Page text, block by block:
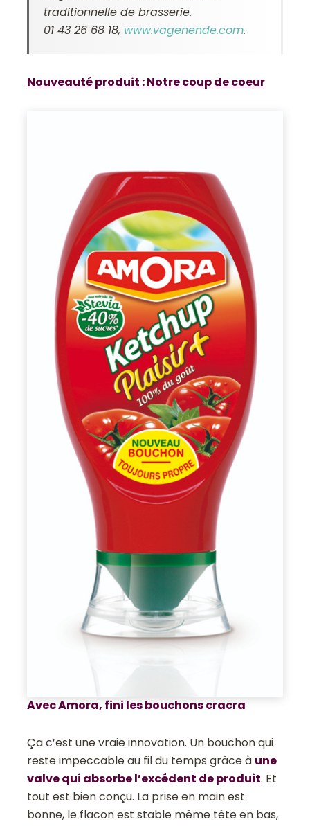
traditionnelle de brasserie.
01 43 26 68 18, www.vagenende.com.
Nouveauté produit : Notre coup de coeur
Avec Amora, fini les bouchons cracra
Ça c’est une vraie innovation. Un bouchon qui
reste impeccable au fil du temps grâce à une
valve qui absorbe l’excédent de produit. Et
tout est bien conçu. La prise en main est
bonne, le flacon est stable même tête en bas,